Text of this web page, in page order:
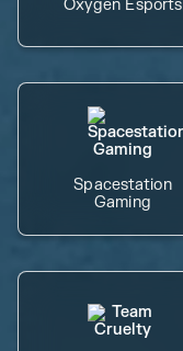
Oxygen Esports
Spacestation
Gaming